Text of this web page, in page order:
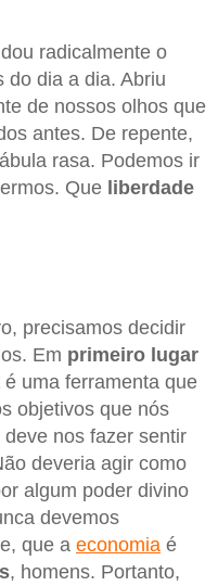
radicalmente o
do dia a dia. Abriu
de nossos olhos que
antes. De repente,
rasa. Podemos ir
Que liberdade
precisamos decidir
Em primeiro lugar
é uma ferramenta que
objetivos que nós
nos fazer sentir
deveria agir como
algum poder divino
devemos
que a economia é
, homens. Portanto,